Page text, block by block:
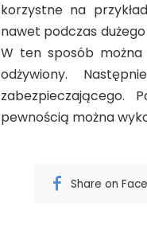
korzystne na
nawet podczas
W ten sposób
odżywiony.
zabezpieczającego.
pewnością można
Share on